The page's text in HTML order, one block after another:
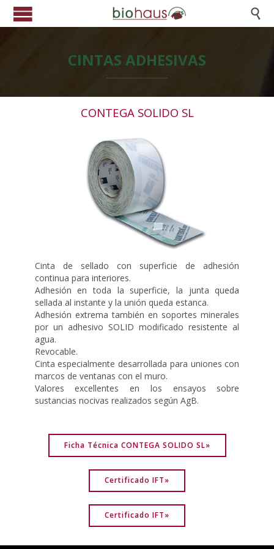

CINTAS ADHESIVAS
CONTEGA SOLIDO SL
Cinta de sellado con superficie de adhesión
continua para interiores.
Adhesión en toda la superficie, la junta queda
sellada al instante y la unión queda estanca.
Adhesión extrema también en soportes minerales
por un adhesivo SOLID modificado resistente al
agua.
Revocable.
Cinta especialmente desarrollada para uniones con
marcos de ventanas con el muro.
Valores excellentes en los ensayos sobre
sustancias nocivas realizados según AgB.
Ficha Técnica CONTEGA SOLIDO SL»
Certificado IFT»
Certificado IFT»